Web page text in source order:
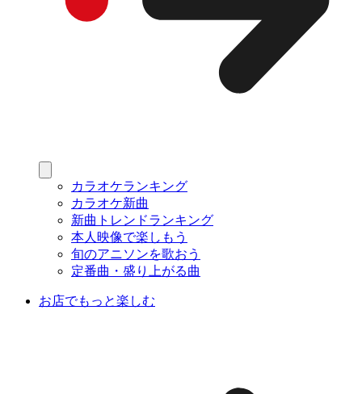
カラオケランキング
カラオケ新曲
新曲トレンドランキング
本人映像で楽しもう
旬のアニソンを歌おう
定番曲・盛り上がる曲
お店でもっと楽しむ